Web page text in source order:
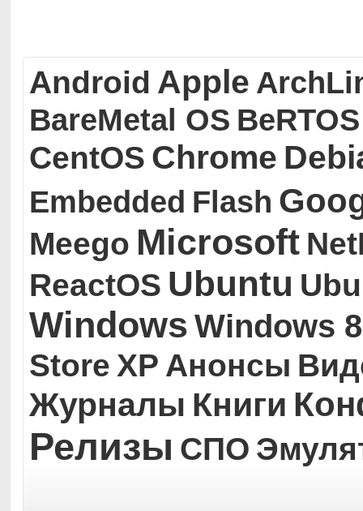
Android Apple
BareMetal OS BeRTOS
CentOS Chrome
Embedded Flash
Meego Microsoft
ReactOS Ubuntu
Windows Windows 8
Store XP Анонсы
Журналы Книги
Релизы СПО